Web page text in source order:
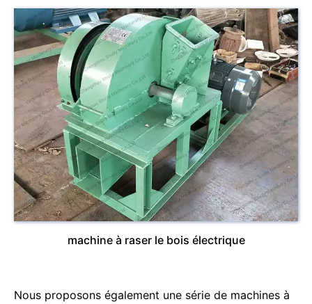
machine à raser le bois électrique
Nous proposons également une série de machines à